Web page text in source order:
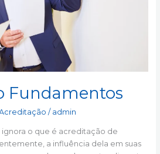
Fundamentos
/ admin
o que é acreditação de
a influência dela em suas